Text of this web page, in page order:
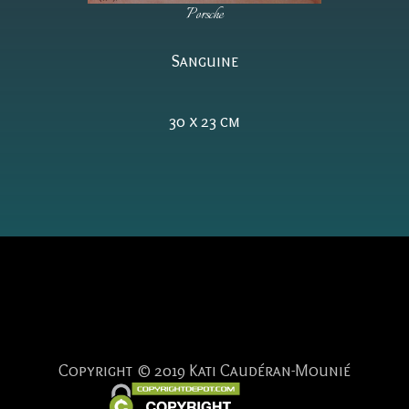
Porsche
Sanguine
30 x 23 cm
Copyright © 2019 Kati Caudéran-Mounié